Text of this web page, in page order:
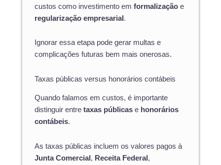
custos como investimento em formalização e
regularização empresarial .
Ignorar essa etapa pode gerar multas e
complicações futuras bem mais onerosas.
Taxas públicas versus honorários contábeis
Quando falamos em custos, é importante
distinguir entre taxas públicas e honorários
contábeis.
As taxas públicas incluem os valores pagos à
Junta Comercial , Receita Federal ,